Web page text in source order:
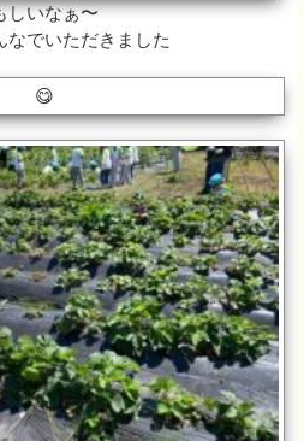
しいなぁ〜
なでいただきました